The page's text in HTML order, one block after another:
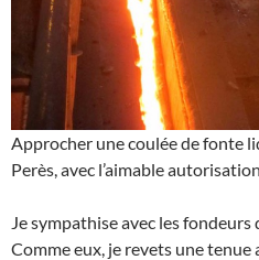
Approcher une coulée de fonte
Perès, avec l’aimable
Je sympathise avec les
Comme eux, je revets une